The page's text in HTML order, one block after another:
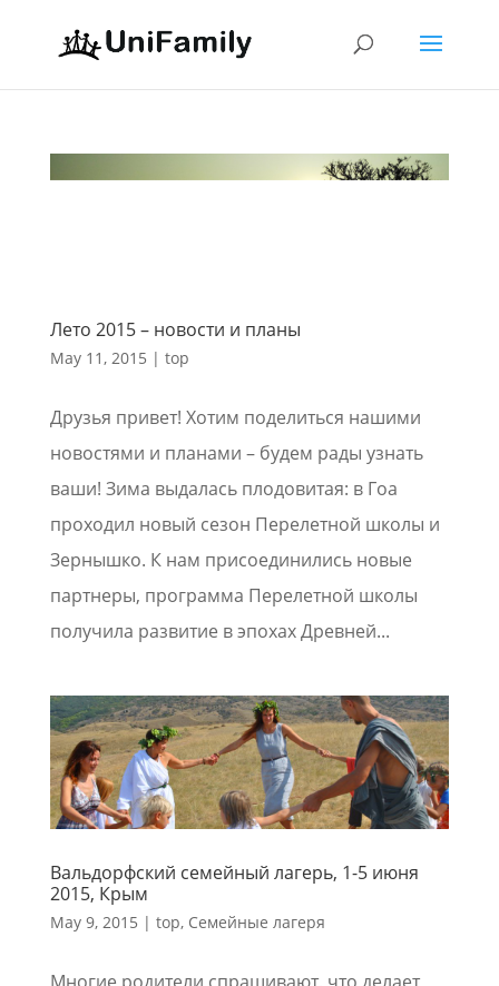
Лето 2015 – новости и планы
May 11, 2015 | top
Друзья привет! Хотим поделиться нашими
новостями и планами – будем рады узнать
ваши! Зима выдалась плодовитая: в Гоа
проходил новый сезон Перелетной школы и
Зернышко. К нам присоединились новые
партнеры, программа Перелетной школы
получила развитие в эпохах Древней...
Вальдорфский семейный лагерь, 1-5 июня
2015, Крым
May 9, 2015 | top, Семейные лагеря